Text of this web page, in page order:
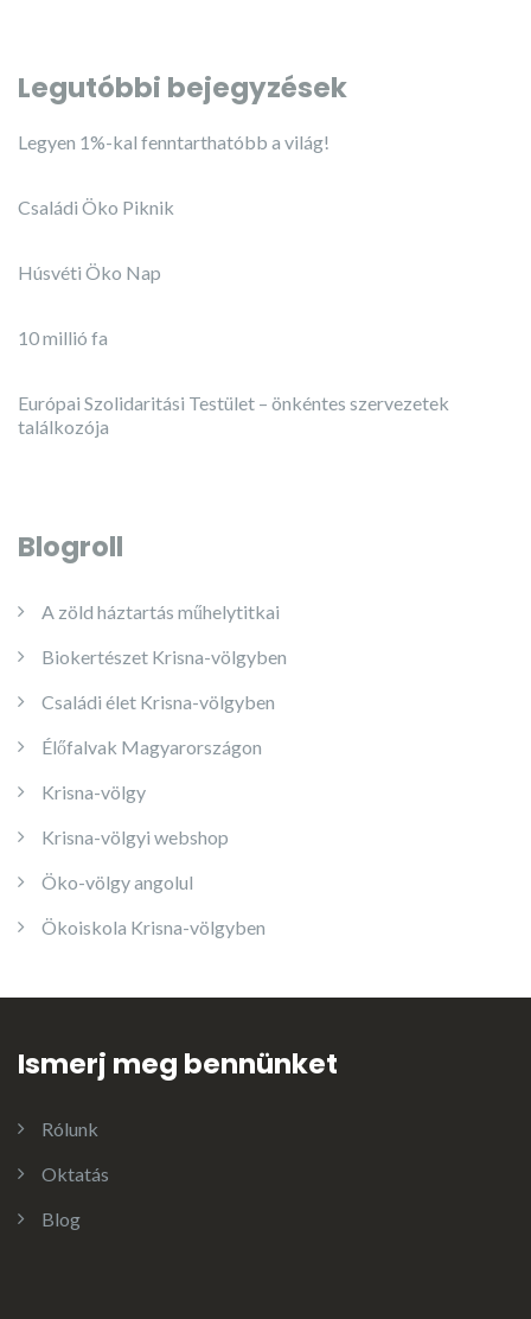
Legutóbbi bejegyzések
Legyen 1%-kal fenntarthatóbb a világ!
Családi Öko Piknik
Húsvéti Öko Nap
10 millió fa
Európai Szolidaritási Testület – önkéntes szervezetek
találkozója
Blogroll
A zöld háztartás műhelytitkai
Biokertészet Krisna-völgyben
Családi élet Krisna-völgyben
Élőfalvak Magyarországon
Krisna-völgy
Krisna-völgyi webshop
Öko-völgy angolul
Ökoiskola Krisna-völgyben
Ismerj meg bennünket
Rólunk
Oktatás
Blog